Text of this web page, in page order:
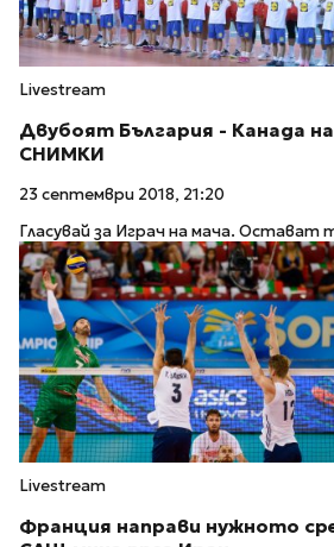
Livestream
Двубоят България - Канада
СНИМКИ
23 септември 2018, 21:20
Гласувай за Играч на мача. Остават
Livestream
Франция направи нужното